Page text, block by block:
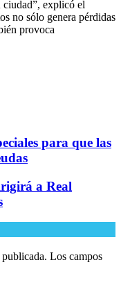
ciudad”, explicó el
no sólo genera pérdidas
provoca
para que las
a Real
Los campos